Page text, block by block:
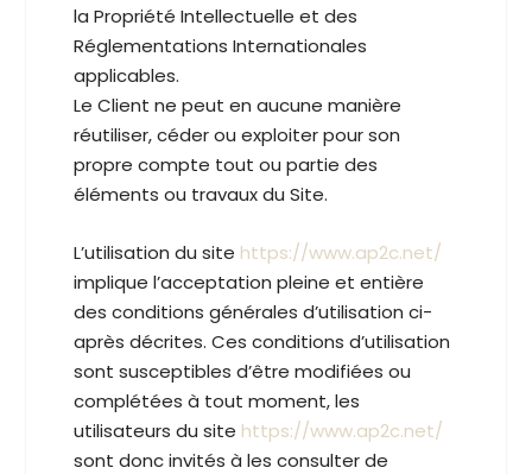
la Propriété Intellectuelle et des
Réglementations Internationales
applicables.
Le Client ne peut en aucune manière
réutiliser, céder ou exploiter pour son
propre compte tout ou partie des
éléments ou travaux du Site.
L’utilisation du site https://www.ap2c.net/
implique l’acceptation pleine et entière
des conditions générales d’utilisation ci-
après décrites. Ces conditions d’utilisation
sont susceptibles d’être modifiées ou
complétées à tout moment, les
utilisateurs du site https://www.ap2c.net/
sont donc invités à les consulter de